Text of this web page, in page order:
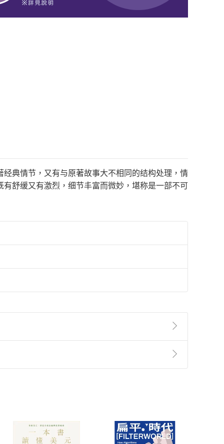
典情节，又有与原著故事大不相同的结构处理，情
舒缓又有激烈，细节丰富而微妙，堪称是一部不可
第2條第5款之規定，「非以有形媒介提供之數位
點選「瀏覽訂單明細」 「申請取消訂單/退
付款方式
Payment
完成訂單
Complete